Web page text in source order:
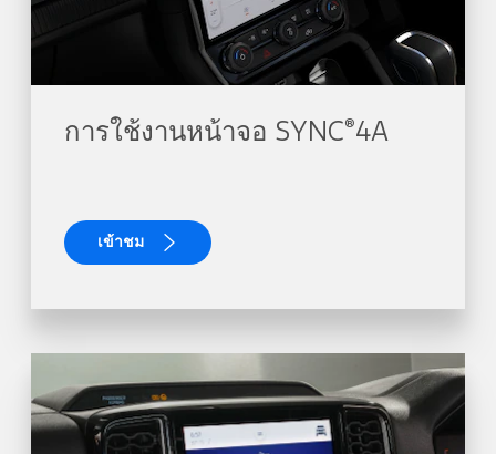
การใช้งานหน้าจอ SYNC®4A
เข้าชม